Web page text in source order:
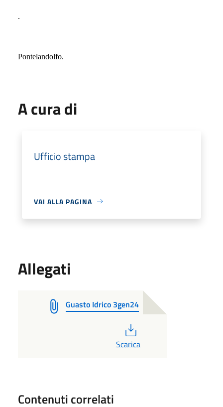
.
Pontelandolfo.
A cura di
Ufficio stampa
VAI ALLA PAGINA
Allegati
Guasto Idrico 3gen24
Scarica
Contenuti correlati